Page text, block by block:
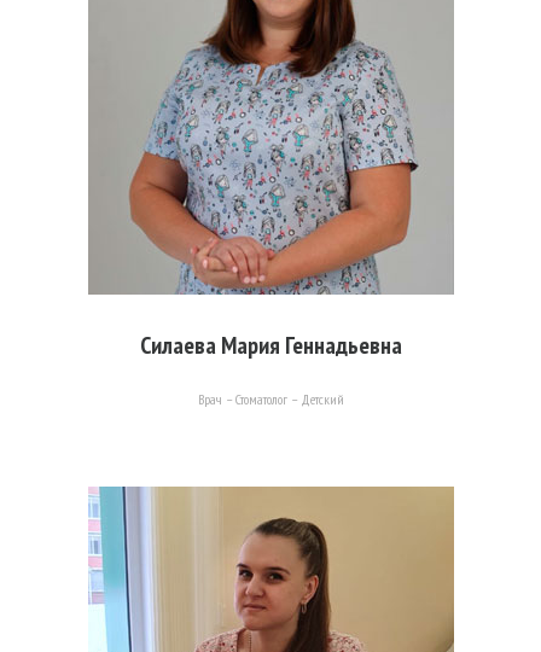
Силаева Мария Геннадьевна
Врач – Стоматолог – Детский